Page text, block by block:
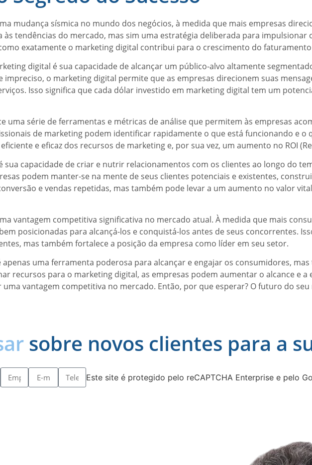
mudança sísmica no mundo dos negócios, à medida que mais empresas
às tendências do mercado, mas sim uma estratégia deliberada para
exatamente o marketing digital contribui para o crescimento do
digital é sua capacidade de alcançar um público-alvo altamente
impreciso, o marketing digital permite que as empresas direcionem suas
Isso significa que cada dólar investido em marketing digital tem um
uma série de ferramentas e métricas de análise que permitem às empresas
de marketing podem identificar rapidamente o que está funcionando e o
e eficaz dos recursos de marketing e, por sua vez, um aumento no ROI
capacidade de criar e nutrir relacionamentos com os clientes ao longo do
podem manter-se na mente de seus clientes potenciais e existentes,
e vendas repetidas, mas também pode levar a um aumento no valor
vantagem competitiva significativa no mercado atual. À medida que mais
posicionadas para alcançá-los e conquistá-los antes de seus concorrentes.
mas também fortalece a posição da empresa como líder em seu setor.
uma ferramenta poderosa para alcançar e engajar os consumidores,
recursos para o marketing digital, as empresas podem aumentar o alcance e
vantagem competitiva no mercado. Então, por que esperar? O futuro do
sobre novos clientes para a
Este site é protegido pelo reCAPTCHA Enterprise e pelo